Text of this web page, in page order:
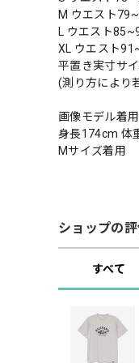
M ウエスト
L ウエスト
XL ウエスト
平置き実寸サ
(測り方により
画像モデル着
身長174cm 体
Mサイズ着用
ショップの
すべて